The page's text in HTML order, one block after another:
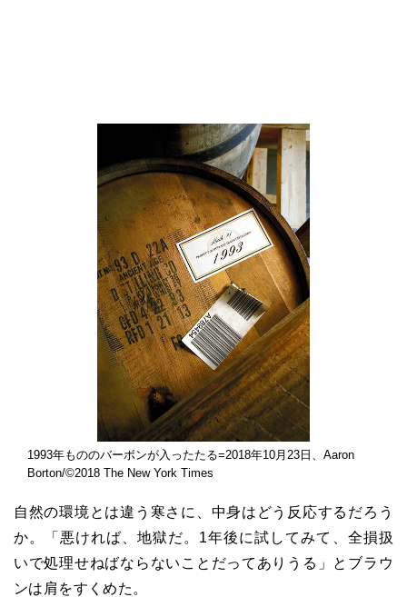
1993年もののバーボンが入ったたる=2018年10月23日、Aaron
Borton/©2018 The New York Times
自然の環境とは違う寒さに、中身はどう反応するだろう
か。「悪ければ、地獄だ。1年後に試してみて、全損扱
いで処理せねばならないことだってありうる」とブラウ
ンは肩をすくめた。